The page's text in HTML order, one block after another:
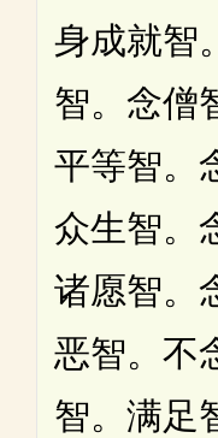
身成就智
智。念僧
平等智。
众生智。
诸愿智。
恶智。不
智。满足